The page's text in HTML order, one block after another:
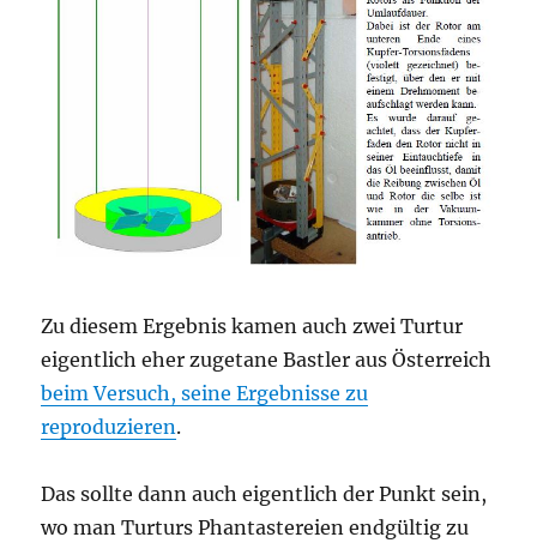
Zu diesem Ergebnis kamen auch zwei Turtur
eigentlich eher zugetane Bastler aus Österreich
beim Versuch, seine Ergebnisse zu
reproduzieren.
Das sollte dann auch eigentlich der Punkt sein,
wo man Turturs Phantastereien endgültig zu